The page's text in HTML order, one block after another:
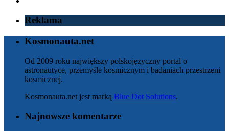
Reklama
Kosmonauta.net
Od 2009 roku największy polskojęzyczny portal o
astronautyce, przemyśle kosmicznym i badaniach przestrzeni
kosmicznej.
Kosmonauta.net jest marką Blue Dot Solutions.
Najnowsze komentarze